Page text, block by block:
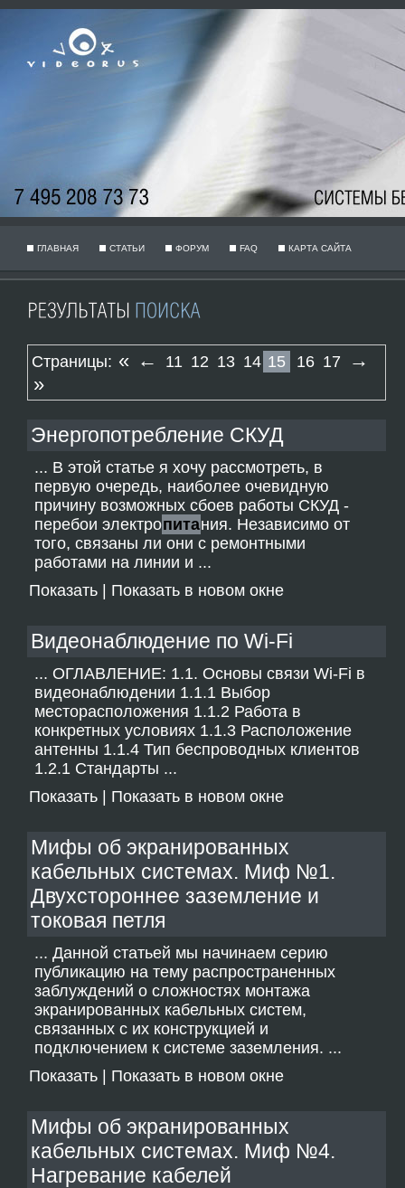
ГЛАВНАЯ СТАТЬИ ФОРУМ FAQ КАРТА САЙТА
Страницы: « ← 11 12 13 14 15 16 17
→
»
Энергопотребление СКУД
... В этой статье я хочу рассмотреть, в
первую очередь, наиболее очевидную
причину возможных сбоев работы СКУД -
перебои электропитания. Независимо от
того, связаны ли они с ремонтными
работами на линии и ...
Показать
Показать в новом окне
Видеонаблюдение по Wi-Fi
... ОГЛАВЛЕНИЕ: 1.1. Основы связи Wi-Fi в
видеонаблюдении 1.1.1 Выбор
месторасположения 1.1.2 Работа в
конкретных условиях 1.1.3 Расположение
антенны 1.1.4 Тип беспроводных клиентов
1.2.1 Стандарты ...
Показать
Показать в новом окне
Мифы об экранированных
кабельных системах. Миф №1.
Двухстороннее заземление и
токовая петля
... Данной статьей мы начинаем серию
публикацию на тему распространенных
заблуждений о сложностях монтажа
экранированных кабельных систем,
связанных с их конструкцией и
подключением к системе заземления. ...
Показать
Показать в новом окне
Мифы об экранированных
кабельных системах. Миф №4.
Нагревание кабелей